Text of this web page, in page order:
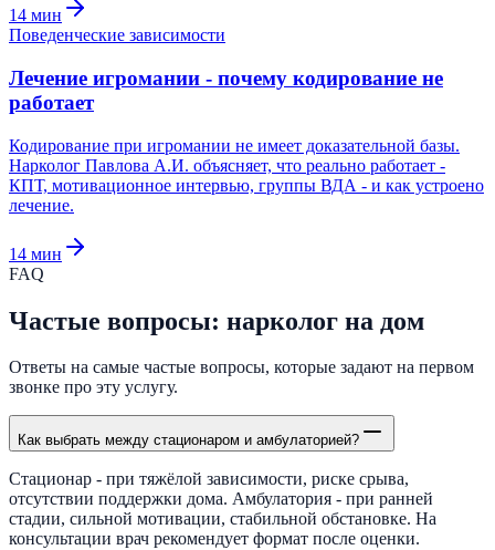
14 мин
Поведенческие зависимости
Лечение игромании - почему кодирование не
работает
Кодирование при игромании не имеет доказательной базы.
Нарколог Павлова А.И. объясняет, что реально работает -
КПТ, мотивационное интервью, группы ВДА - и как устроено
лечение.
14 мин
FAQ
Частые вопросы: нарколог на дом
Ответы на самые частые вопросы, которые задают на первом
звонке про эту услугу.
Как выбрать между стационаром и амбулаторией?
Стационар - при тяжёлой зависимости, риске срыва,
отсутствии поддержки дома. Амбулатория - при ранней
стадии, сильной мотивации, стабильной обстановке. На
консультации врач рекомендует формат после оценки.